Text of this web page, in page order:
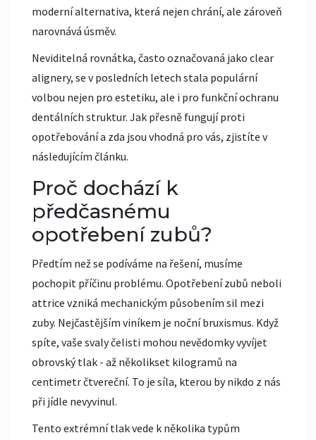
moderní alternativa, která nejen chrání, ale zároveň
narovnává úsměv.
Neviditelná rovnátka, často označovaná jako clear
alignery, se v posledních letech stala populární
volbou nejen pro estetiku, ale i pro funkční ochranu
dentálních struktur. Jak přesně fungují proti
opotřebování a zda jsou vhodná pro vás, zjistíte v
následujícím článku.
Proč dochází k
předčasnému
opotřebení zubů?
Předtím než se podíváme na řešení, musíme
pochopit příčinu problému. Opotřebení zubů neboli
attrice vzniká mechanickým působením sil mezi
zuby. Nejčastějším viníkem je noční bruxismus. Když
spíte, vaše svaly čelisti mohou nevědomky vyvíjet
obrovský tlak - až několikset kilogramů na
centimetr čtvereční. To je síla, kterou by nikdo z nás
při jídle nevyvinul.
Tento extrémní tlak vede k několika typům